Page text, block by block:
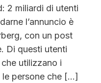
2 miliardi di utenti
l’annuncio è
con un post
Di questi utenti
utilizzano i
le persone che […]